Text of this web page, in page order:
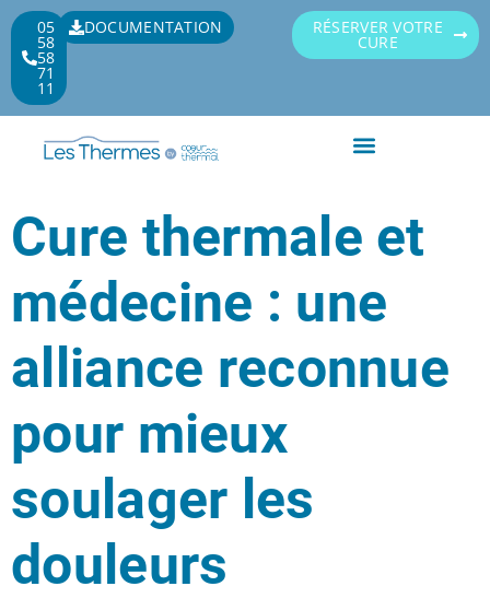
05
58
58
71
11
DOCUMENTATION RÉSERVER VOTRE
CURE
Cure thermale et
médecine : une
alliance reconnue
pour mieux
soulager les
douleurs